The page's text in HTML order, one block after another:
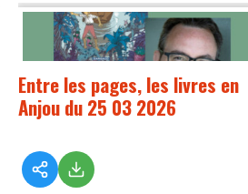
Entre les pages, les livres en
Anjou du 25 03 2026